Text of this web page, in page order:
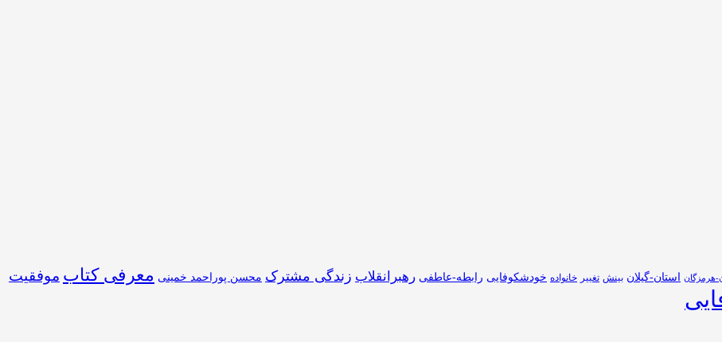
هرمزگان استان-گیلان بینش تغییر خانواده خودشکوفایی رابطه-عاطفی رهبرانقلاب زندگی مشترک محسن پوراحمد خمینی معرفی کتاب موفقیت